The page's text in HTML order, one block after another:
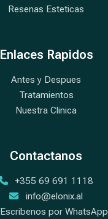
Resenas Esteticas
Enlaces Rapidos
Antes y Despues
Tratamientos
Nuestra Clinica
Contactanos
+355 69 691 1118
info@elonix.al
Escribenos por WhatsApp